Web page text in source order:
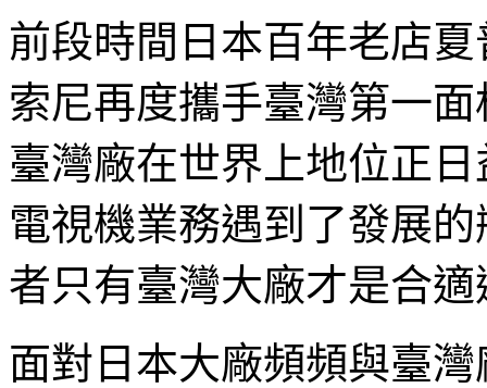
前段時間日本百年老店
索尼再度攜手臺灣第一
臺灣廠在世界上地位正
電視機業務遇到了發展
者只有臺灣大廠才是合適
面對日本大廠頻頻與臺